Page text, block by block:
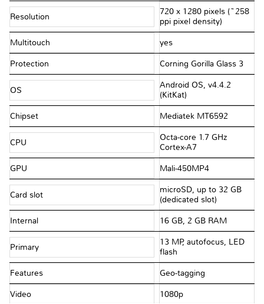
Resolution
720 x 1280 pixels (~258
ppi pixel density)
Multitouch yes
Protection Corning Gorilla Glass 3
OS
Android OS, v4.4.2
(KitKat)
Chipset Mediatek MT6592
CPU
Octa-core 1.7 GHz
Cortex-A7
GPU Mali-450MP4
Card slot
microSD, up to 32 GB
(dedicated slot)
Internal 16 GB, 2 GB RAM
Primary
13 MP, autofocus, LED
flash
Features Geo-tagging
Video 1080p